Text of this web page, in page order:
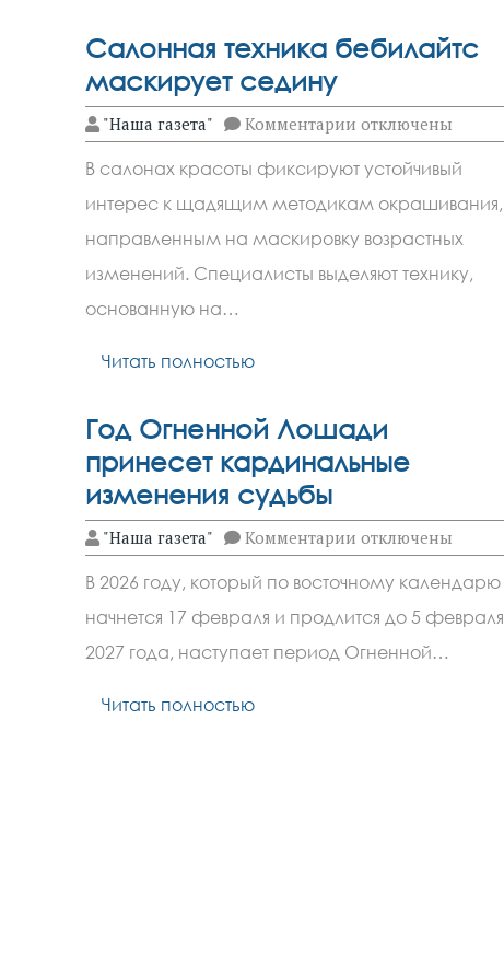
Салонная техника бебилайтс
маскирует седину
"Наша газета" Комментариик
записи
Салонная
техника
бебилайтс
маскирует
седину
отключены
В салонах красоты фиксируют устойчивый
интерес к щадящим методикам окрашивания,
направленным на маскировку возрастных
изменений. Специалисты выделяют технику,
основанную на…
Читать полностью
Год Огненной Лошади
принесет кардинальные
изменения судьбы
"Наша газета" Комментариик
записи
Огненной
Лошади
принесет
кардинальные
изменения
отключены
В 2026 году, который по восточному календарю
начнется 17 февраля и продлится до 5 февраля
2027 года, наступает период Огненной…
Читать полностью